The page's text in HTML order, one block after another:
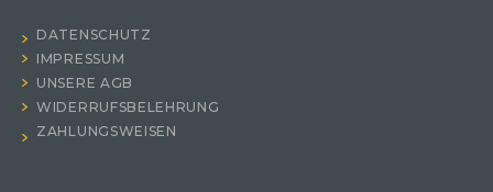
DATENSCHUTZ
IMPRESSUM
UNSERE AGB
WIDERRUFSBELEHRUNG
ZAHLUNGSWEISEN